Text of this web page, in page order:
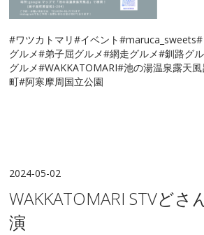
#ワツカトマリ#イベント
グルメ#弟子屈グルメ#網走グルメ#釧路グ
グルメ#WAKKATOMARI#池の湯温泉露天
町#阿寒摩周国立公園
2024-05-02
WAKKATOMARI STVど
演